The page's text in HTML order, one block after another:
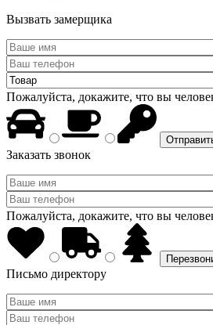
Вызвать замерщика
Пожалуйста, докажите, что вы
Заказать звонок
Пожалуйста, докажите, что вы
Письмо директору